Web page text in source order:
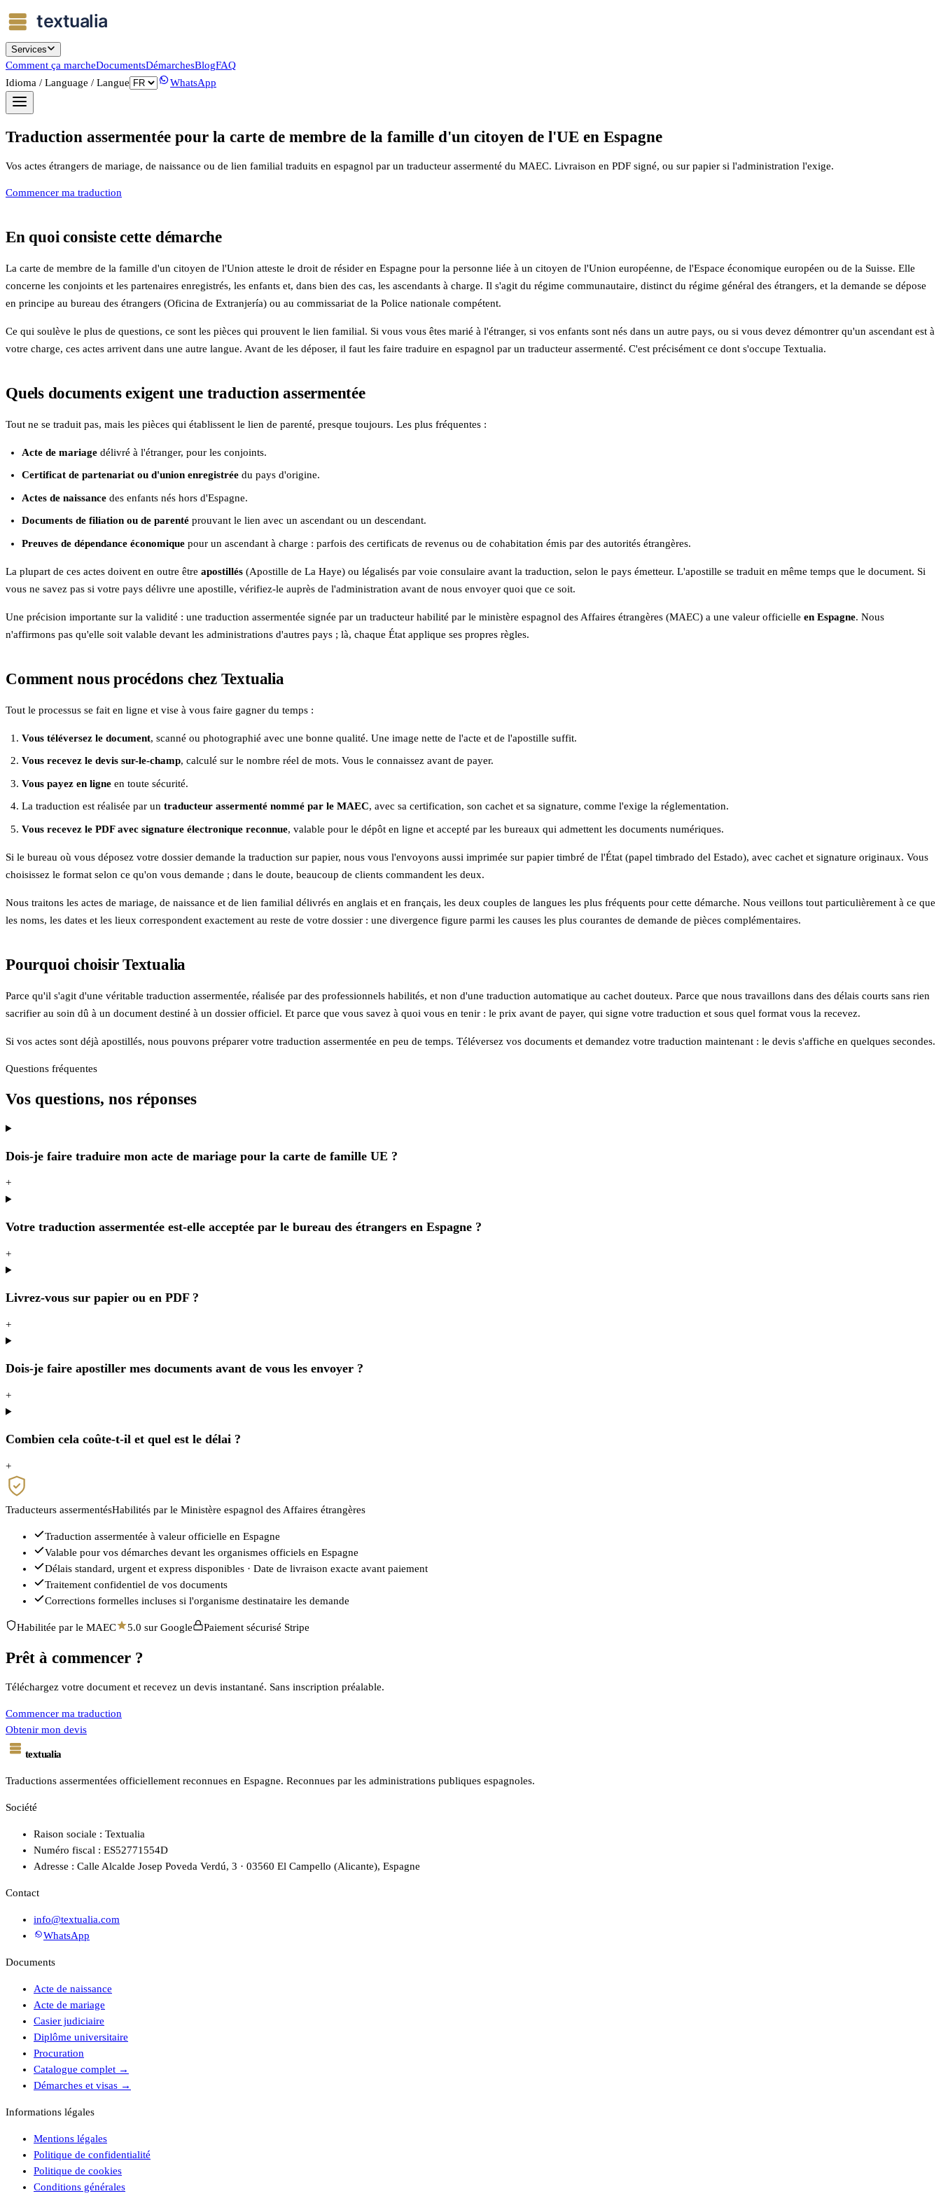
Services
Comment ça marcheDocumentsDémarchesBlogFAQ
Idioma / Language / Langue
WhatsApp
Traduction assermentée pour la carte de membre de la famille d'un citoyen de l'UE en Espagne
Vos actes étrangers de mariage, de naissance ou de lien familial traduits en espagnol par un traducteur assermenté du MAEC. Livraison en PDF signé, ou sur papier si l'administration l'exige.
Commencer ma traduction
En quoi consiste cette démarche
La carte de membre de la famille d'un citoyen de l'Union atteste le droit de résider en Espagne pour la personne liée à un citoyen de l'Union européenne, de l'Espace économique européen ou de la Suisse. Elle
concerne les conjoints et les partenaires enregistrés, les enfants et, dans bien des cas, les ascendants à charge. Il s'agit du régime communautaire, distinct du régime général des étrangers, et la demande se dépose
en principe au bureau des étrangers (Oficina de Extranjería) ou au commissariat de la Police nationale compétent.
Ce qui soulève le plus de questions, ce sont les pièces qui prouvent le lien familial. Si vous vous êtes marié à l'étranger, si vos enfants sont nés dans un autre pays, ou si vous devez démontrer qu'un ascendant est à
votre charge, ces actes arrivent dans une autre langue. Avant de les déposer, il faut les faire traduire en espagnol par un traducteur assermenté. C'est précisément ce dont s'occupe Textualia.
Quels documents exigent une traduction assermentée
Tout ne se traduit pas, mais les pièces qui établissent le lien de parenté, presque toujours. Les plus fréquentes :
Acte de mariagedélivré à l'étranger, pour les conjoints.
Certificat de partenariat ou d'union enregistréedu pays d'origine.
Actes de naissancedes enfants nés hors d'Espagne.
Documents de filiation ou de parentéprouvant le lien avec un ascendant ou un descendant.
Preuves de dépendance économiquepour un ascendant à charge : parfois des certificats de revenus ou de cohabitation émis par des autorités étrangères.
La plupart de ces actes doivent en outre être apostillés (Apostille de La Haye) ou légalisés par voie consulaire avant la traduction, selon le pays émetteur. L'apostille se traduit en même temps que le document. Si
vous ne savez pas si votre pays délivre une apostille, vérifiez-le auprès de l'administration avant de nous envoyer quoi que ce soit.
Une précision importante sur la validité : une traduction assermentée signée par un traducteur habilité par le ministère espagnol des Affaires étrangères (MAEC) a une valeur officielle en Espagne. Nous
n'affirmons pas qu'elle soit valable devant les administrations d'autres pays ; là, chaque État applique ses propres règles.
Comment nous procédons chez Textualia
Tout le processus se fait en ligne et vise à vous faire gagner du temps :
Vous téléversez le document, scanné ou photographié avec une bonne qualité. Une image nette de l'acte et de l'apostille suffit.
Vous recevez le devis sur-le-champ, calculé sur le nombre réel de mots. Vous le connaissez avant de payer.
Vous payez en ligneen toute sécurité.
La traduction est réalisée par un traducteur assermenté nommé par le MAEC, avec sa certification, son cachet et sa signature, comme l'exige la réglementation.
Vous recevez le PDF avec signature électronique reconnue, valable pour le dépôt en ligne et accepté par les bureaux qui admettent les documents numériques.
Si le bureau où vous déposez votre dossier demande la traduction sur papier, nous vous l'envoyons aussi imprimée sur papier timbré de l'État (papel timbrado del Estado), avec cachet et signature originaux. Vous
choisissez le format selon ce qu'on vous demande ; dans le doute, beaucoup de clients commandent les deux.
Nous traitons les actes de mariage, de naissance et de lien familial délivrés en anglais et en français, les deux couples de langues les plus fréquents pour cette démarche. Nous veillons tout particulièrement à ce que
les noms, les dates et les lieux correspondent exactement au reste de votre dossier : une divergence figure parmi les causes les plus courantes de demande de pièces complémentaires.
Pourquoi choisir Textualia
Parce qu'il s'agit d'une véritable traduction assermentée, réalisée par des professionnels habilités, et non d'une traduction automatique au cachet douteux. Parce que nous travaillons dans des délais courts sans rien
sacrifier au soin dû à un document destiné à un dossier officiel. Et parce que vous savez à quoi vous en tenir : le prix avant de payer, qui signe votre traduction et sous quel format vous la recevez.
Si vos actes sont déjà apostillés, nous pouvons préparer votre traduction assermentée en peu de temps. Téléversez vos documents et demandez votre traduction maintenant : le devis s'affiche en quelques secondes.
Questions fréquentes
Vos questions, nos réponses
Dois-je faire traduire mon acte de mariage pour la carte de famille UE ?
+
Votre traduction assermentée est-elle acceptée par le bureau des étrangers en Espagne ?
+
Livrez-vous sur papier ou en PDF ?
+
Dois-je faire apostiller mes documents avant de vous les envoyer ?
+
Combien cela coûte-t-il et quel est le délai ?
+
Traducteurs assermentésHabilités par le Ministère espagnol des Affaires étrangères
Traduction assermentée à valeur officielle en Espagne
Valable pour vos démarches devant les organismes officiels en Espagne
Délais standard, urgent et express disponibles · Date de livraison exacte avant paiement
Traitement confidentiel de vos documents
Corrections formelles incluses si l'organisme destinataire les demande
Habilitée par le MAEC 5.0 sur Google Paiement sécurisé Stripe
Prêt à commencer ?
Téléchargez votre document et recevez un devis instantané. Sans inscription préalable.
Commencer ma traduction
Obtenir mon devis
textualia
Traductions assermentées officiellement reconnues en Espagne. Reconnues par les administrations publiques espagnoles.
Société
Raison sociale : Textualia
Numéro fiscal : ES52771554D
Adresse : Calle Alcalde Josep Poveda Verdú, 3 · 03560 El Campello (Alicante), Espagne
Contact
info@textualia.com
WhatsApp
Documents
Acte de naissance
Acte de mariage
Casier judiciaire
Diplôme universitaire
Procuration
Catalogue complet →
Démarches et visas →
Informations légales
Mentions légales
Politique de confidentialité
Politique de cookies
Conditions générales